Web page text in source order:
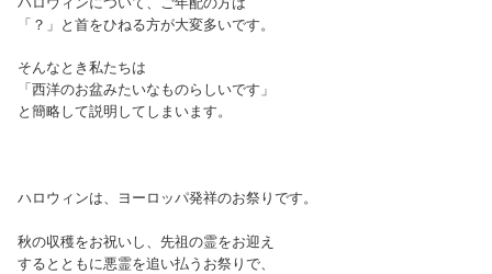
「？」と首をひねる方が大変多いです。
そんなとき私たちは
「西洋のお盆みたいなものらしいです」
と簡略して説明してしまいます。
ハロウィンは、ヨーロッパ発祥のお祭りです。
秋の収穫をお祝いし、先祖の霊をお迎え
するとともに悪霊を追い払うお祭りで、